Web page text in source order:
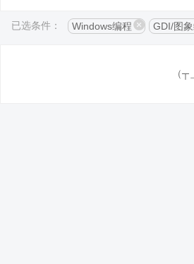
已选条件： Windows编程 GDI/图
（